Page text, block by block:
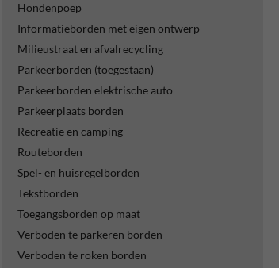
Hondenpoep
Informatieborden met eigen ontwerp
Milieustraat en afvalrecycling
Parkeerborden (toegestaan)
Parkeerborden elektrische auto
Parkeerplaats borden
Recreatie en camping
Routeborden
Spel- en huisregelborden
Tekstborden
Toegangsborden op maat
Verboden te parkeren borden
Verboden te roken borden